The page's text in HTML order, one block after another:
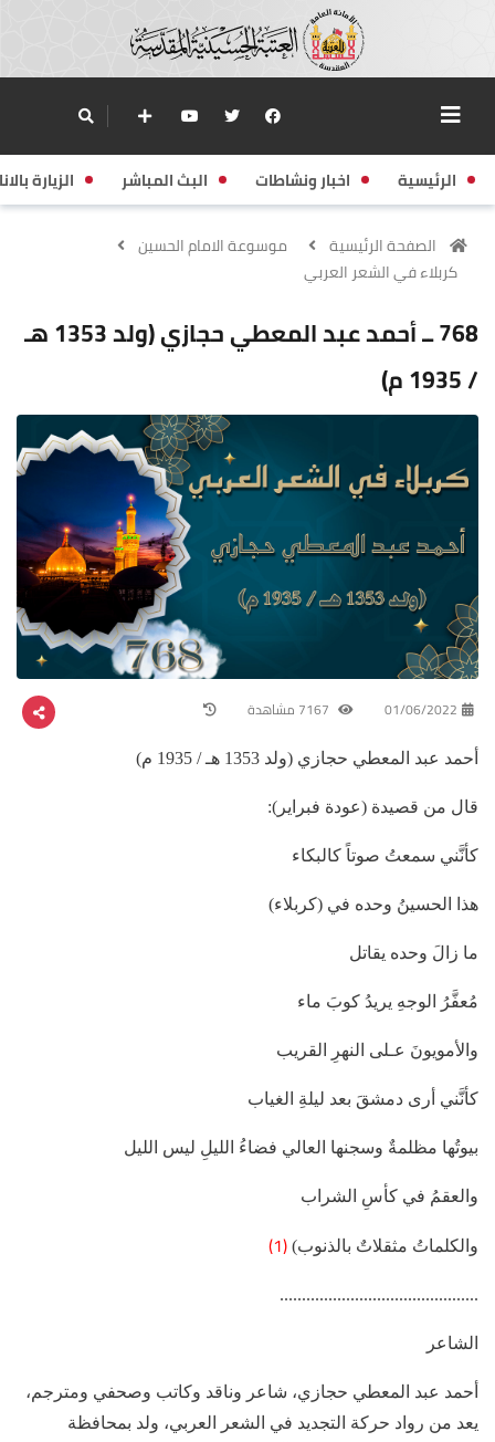
الرئيسية اخبار ونشاطات البث المباشر الزيارة
الصفحة الرئيسية
موسوعة الامام الحسين
كربلاء في الشعر العربي
768 ــ أحمد عبد المعطي حجازي (ولد 1353 هـ
/ 1935 م)
01/06/2022
أحمد عبد المعطي حجازي (ولد 1353 هـ / 1935 م)
قال من قصيدة (عودة فبراير):
كأنَّني سمعتُ صوتاً كالبكاء
هذا الحسينُ وحده في (كربلاء)
ما زالَ وحده يقاتل
مُعفَّرُ الوجهِ يريدُ كوبَ ماء
والأمويونَ عـلى النهرِ القريب
كأنَّني أرى دمشقَ بعد ليلةِ الغياب
بيوتُها مظلمةٌ وسجنها العالي فضاءُ الليلِ ليس الليل
والعقمُ في كأسِ الشراب
والكلماتُ مثقلاتٌ بالذنوب) (1)
.............................................
الشاعر
أحمد عبد المعطي حجازي، شاعر وناقد وكاتب وصحفي ومترجم،
يعد من رواد حركة التجديد في الشعر العربي، ولد بمحافظة